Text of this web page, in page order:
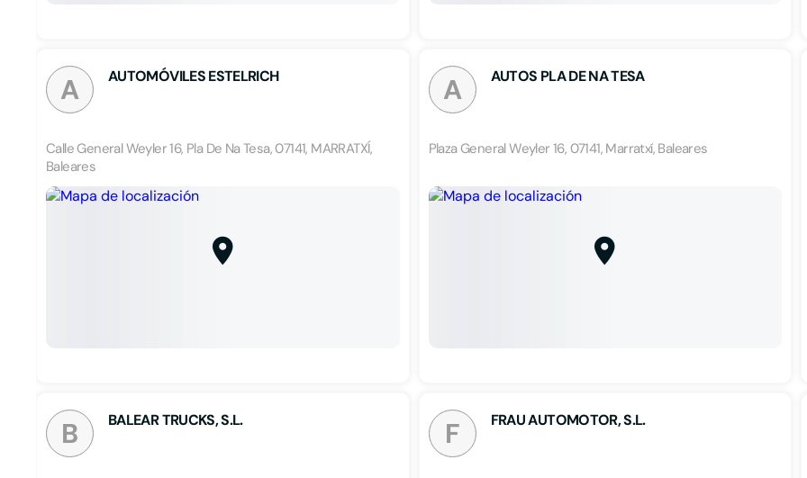
A AUTOMÓVILES ESTELRICH
Calle General Weyler 16, Pla De Na Tesa, 07141, MARRATXÍ,
Baleares
A AUTOS PLA DE NA TESA
Plaza General Weyler 16, 07141, Marratxí, Baleares
B BALEAR TRUCKS, S.L. F FRAU AUTOMOTOR, S.L.